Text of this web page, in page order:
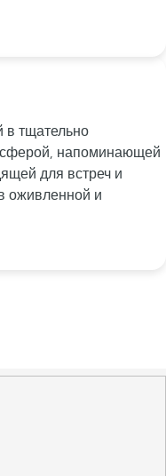
в тщательно
напоминающей
для встреч и
оживленной и